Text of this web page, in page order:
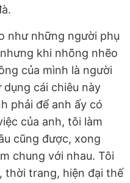
như những người phụ
khi nhõng nhẽo
của mình là người
cái chiêu này
phải để anh ấy có
của anh, tôi làm
cũng được, xong
chung với nhau. Tôi
thời trang, hiện đại thế